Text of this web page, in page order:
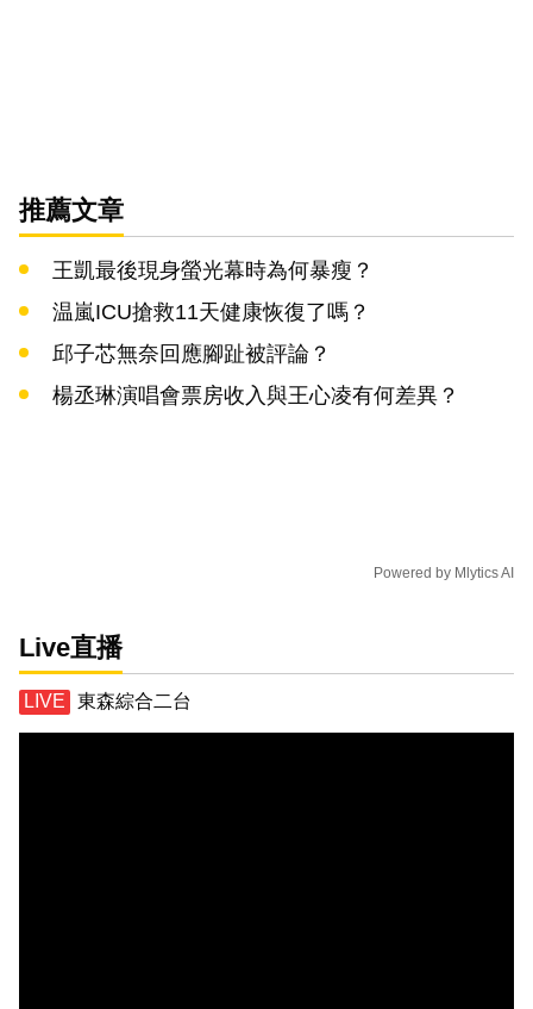
推薦文章
王凱最後現身螢光幕時為何暴瘦？
温嵐ICU搶救11天健康恢復了嗎？
邱子芯無奈回應腳趾被評論？
楊丞琳演唱會票房收入與王心凌有何差異？
Powered by Mlytics AI
Live直播
東森綜合二台